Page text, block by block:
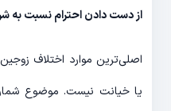
از دست دادن احترام نسبت به
اصلی‌ترین موارد اختلاف
یا خیانت نیست. موضوع